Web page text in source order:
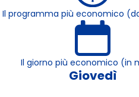
Il programma più economico
Il giorno più economico (in
Giovedì